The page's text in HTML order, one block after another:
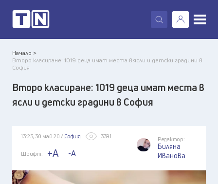
X
Начало >
Второ класиране: 1019 деца имат места в ясли и детски градини в
София
Второ класиране: 1019 деца имат места в
ясли и детски градини в София
13:23, 30 май 20 / София 3391
Шрифт: +A -A
Редактор:
Биляна
Иванова